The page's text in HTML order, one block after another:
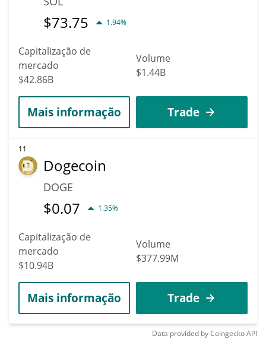
$73.75 1.94%
Capitalização de
mercado
$42.86B
Volume
$1.44B
Mais informação Trade
11
Dogecoin
DOGE
$0.07 1.35%
Capitalização de
mercado
$10.94B
Volume
$377.99M
Mais informação Trade
Data provided byCoingeckoAPI